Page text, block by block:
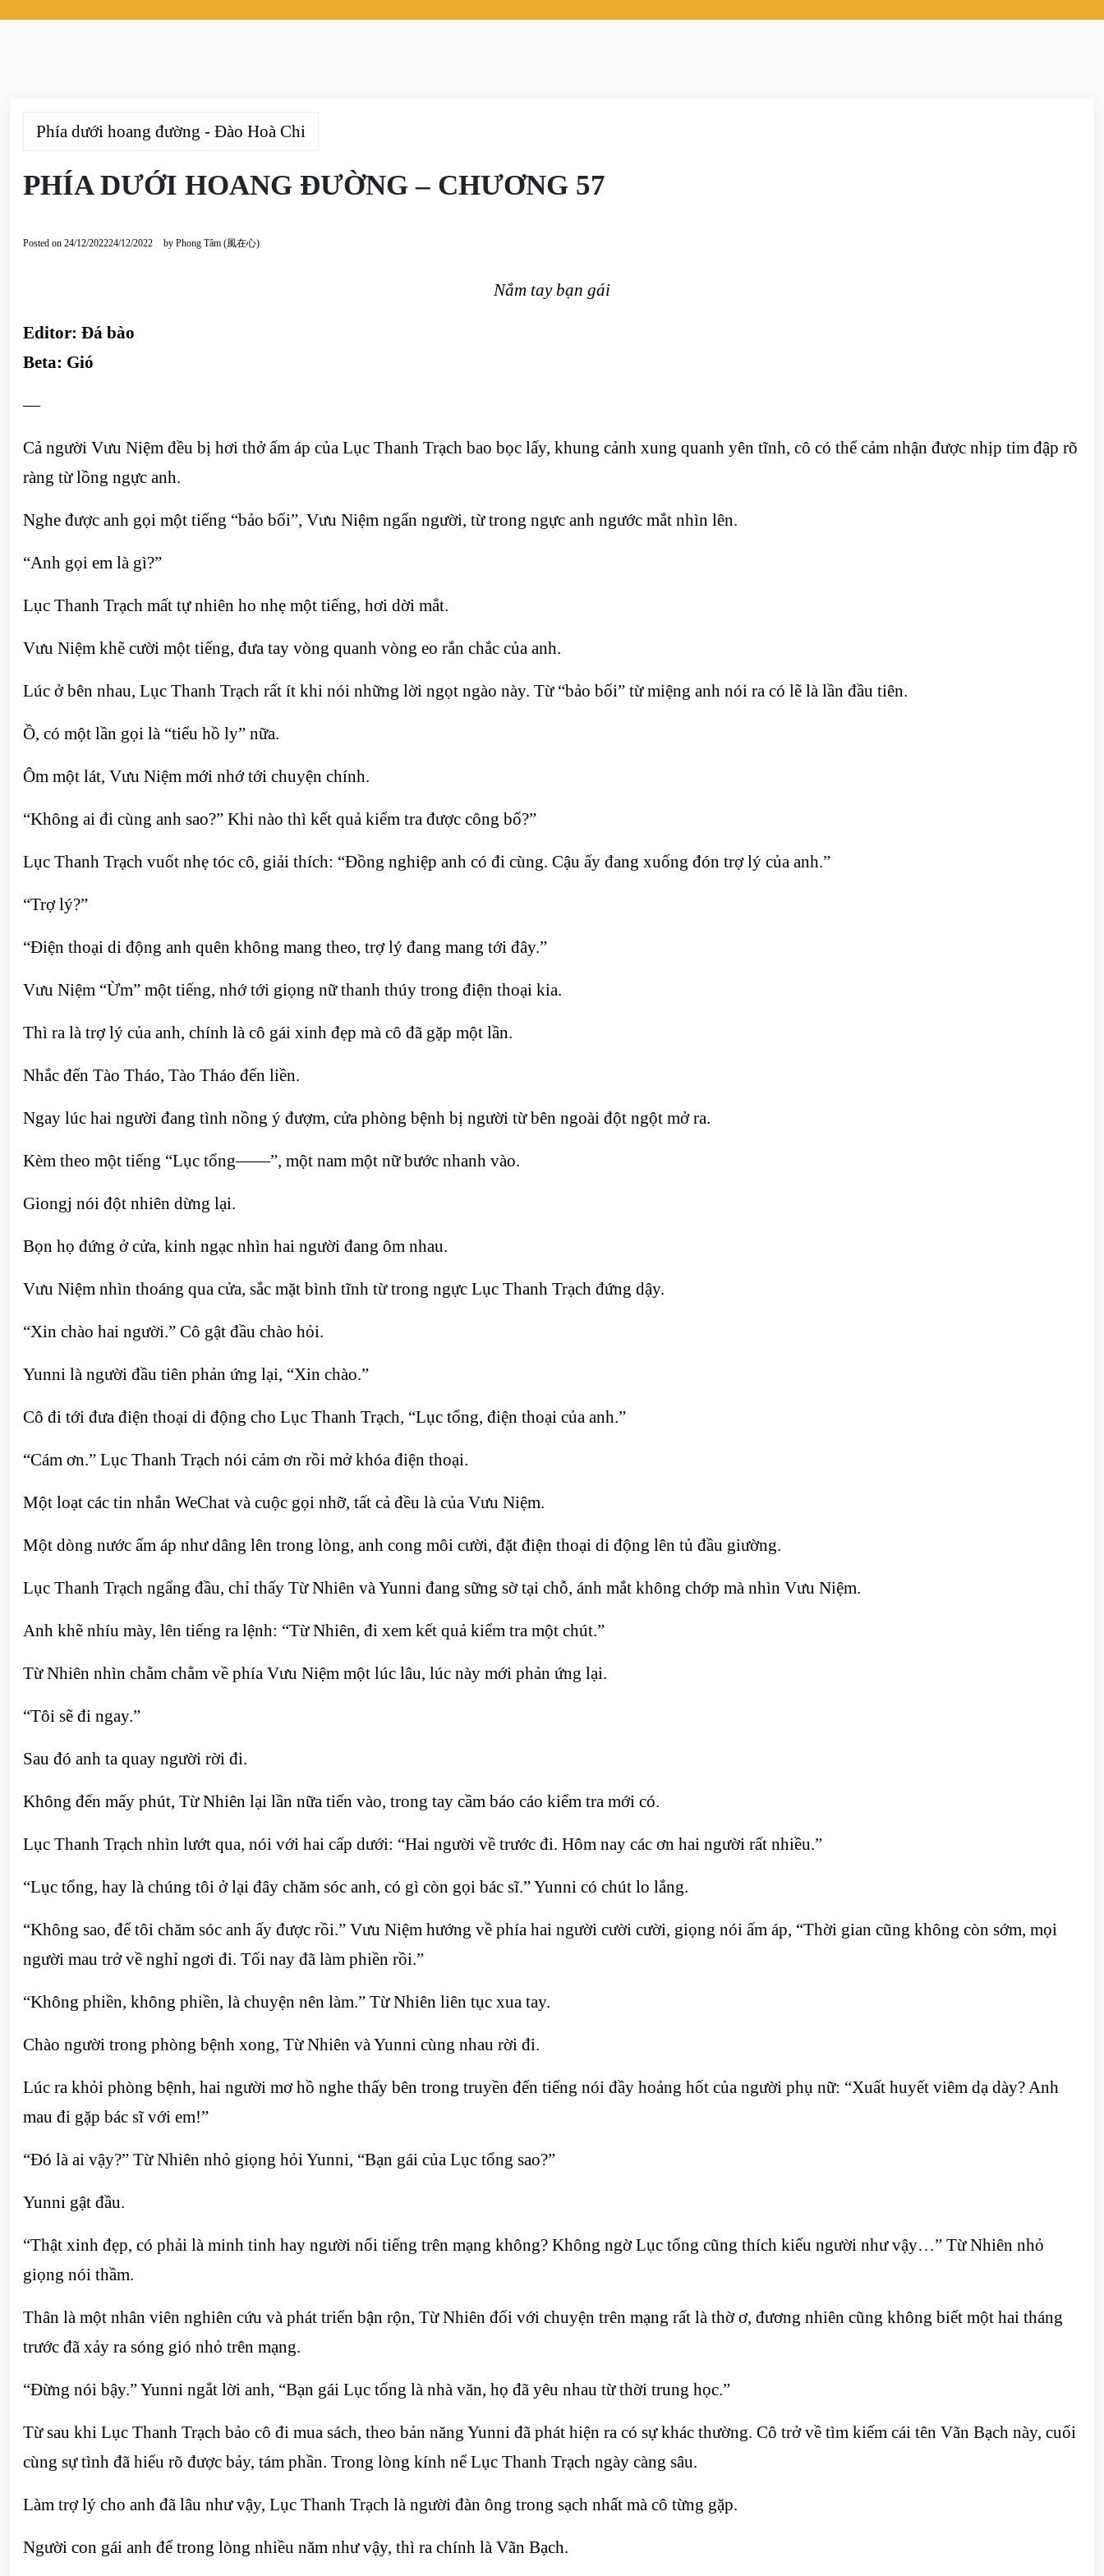
Phía dưới hoang đường - Đào Hoà Chi
PHÍA DƯỚI HOANG ĐƯỜNG – CHƯƠNG 57
Posted on 24/12/202224/12/2022 by Phong Tâm (風在心)
Nắm tay bạn gái
Editor: Đá bào
Beta: Gió
—
Cả người Vưu Niệm đều bị hơi thở ấm áp của Lục Thanh Trạch bao bọc lấy, khung cảnh xung quanh yên tĩnh, cô có thể cảm nhận được nhịp tim đập rõ
ràng từ lồng ngực anh.
Nghe được anh gọi một tiếng “bảo bối”, Vưu Niệm ngẩn người, từ trong ngực anh ngước mắt nhìn lên.
“Anh gọi em là gì?”
Lục Thanh Trạch mất tự nhiên ho nhẹ một tiếng, hơi dời mắt.
Vưu Niệm khẽ cười một tiếng, đưa tay vòng quanh vòng eo rắn chắc của anh.
Lúc ở bên nhau, Lục Thanh Trạch rất ít khi nói những lời ngọt ngào này. Từ “bảo bối” từ miệng anh nói ra có lẽ là lần đầu tiên.
Ồ, có một lần gọi là “tiểu hồ ly” nữa.
Ôm một lát, Vưu Niệm mới nhớ tới chuyện chính.
“Không ai đi cùng anh sao?” Khi nào thì kết quả kiểm tra được công bố?”
Lục Thanh Trạch vuốt nhẹ tóc cô, giải thích: “Đồng nghiệp anh có đi cùng. Cậu ấy đang xuống đón trợ lý của anh.”
“Trợ lý?”
“Điện thoại di động anh quên không mang theo, trợ lý đang mang tới đây.”
Vưu Niệm “Ừm” một tiếng, nhớ tới giọng nữ thanh thúy trong điện thoại kia.
Thì ra là trợ lý của anh, chính là cô gái xinh đẹp mà cô đã gặp một lần.
Nhắc đến Tào Tháo, Tào Tháo đến liền.
Ngay lúc hai người đang tình nồng ý đượm, cửa phòng bệnh bị người từ bên ngoài đột ngột mở ra.
Kèm theo một tiếng “Lục tổng——”, một nam một nữ bước nhanh vào.
Giongj nói đột nhiên dừng lại.
Bọn họ đứng ở cửa, kinh ngạc nhìn hai người đang ôm nhau.
Vưu Niệm nhìn thoáng qua cửa, sắc mặt bình tĩnh từ trong ngực Lục Thanh Trạch đứng dậy.
“Xin chào hai người.” Cô gật đầu chào hỏi.
Yunni là người đầu tiên phản ứng lại, “Xin chào.”
Cô đi tới đưa điện thoại di động cho Lục Thanh Trạch, “Lục tổng, điện thoại của anh.”
“Cám ơn.” Lục Thanh Trạch nói cảm ơn rồi mở khóa điện thoại.
Một loạt các tin nhắn WeChat và cuộc gọi nhỡ, tất cả đều là của Vưu Niệm.
Một dòng nước ấm áp như dâng lên trong lòng, anh cong môi cười, đặt điện thoại di động lên tủ đầu giường.
Lục Thanh Trạch ngẩng đầu, chỉ thấy Từ Nhiên và Yunni đang sững sờ tại chỗ, ánh mắt không chớp mà nhìn Vưu Niệm.
Anh khẽ nhíu mày, lên tiếng ra lệnh: “Từ Nhiên, đi xem kết quả kiểm tra một chút.”
Từ Nhiên nhìn chằm chằm về phía Vưu Niệm một lúc lâu, lúc này mới phản ứng lại.
“Tôi sẽ đi ngay.”
Sau đó anh ta quay người rời đi.
Không đến mấy phút, Từ Nhiên lại lần nữa tiến vào, trong tay cầm báo cáo kiểm tra mới có.
Lục Thanh Trạch nhìn lướt qua, nói với hai cấp dưới: “Hai người về trước đi. Hôm nay các ơn hai người rất nhiều.”
“Lục tổng, hay là chúng tôi ở lại đây chăm sóc anh, có gì còn gọi bác sĩ.” Yunni có chút lo lắng.
“Không sao, để tôi chăm sóc anh ấy được rồi.” Vưu Niệm hướng về phía hai người cười cười, giọng nói ấm áp, “Thời gian cũng không còn sớm, mọi
người mau trở về nghỉ ngơi đi. Tối nay đã làm phiền rồi.”
“Không phiền, không phiền, là chuyện nên làm.” Từ Nhiên liên tục xua tay.
Chào người trong phòng bệnh xong, Từ Nhiên và Yunni cùng nhau rời đi.
Lúc ra khỏi phòng bệnh, hai người mơ hồ nghe thấy bên trong truyền đến tiếng nói đầy hoảng hốt của người phụ nữ: “Xuất huyết viêm dạ dày? Anh
mau đi gặp bác sĩ với em!”
“Đó là ai vậy?” Từ Nhiên nhỏ giọng hỏi Yunni, “Bạn gái của Lục tổng sao?”
Yunni gật đầu.
“Thật xinh đẹp, có phải là minh tinh hay người nổi tiếng trên mạng không? Không ngờ Lục tổng cũng thích kiểu người như vậy…” Từ Nhiên nhỏ
giọng nói thầm.
Thân là một nhân viên nghiên cứu và phát triển bận rộn, Từ Nhiên đối với chuyện trên mạng rất là thờ ơ, đương nhiên cũng không biết một hai tháng
trước đã xảy ra sóng gió nhỏ trên mạng.
“Đừng nói bậy.” Yunni ngắt lời anh, “Bạn gái Lục tổng là nhà văn, họ đã yêu nhau từ thời trung học.”
Từ sau khi Lục Thanh Trạch bảo cô đi mua sách, theo bản năng Yunni đã phát hiện ra có sự khác thường. Cô trở về tìm kiếm cái tên Vãn Bạch này, cuối
cùng sự tình đã hiểu rõ được bảy, tám phần. Trong lòng kính nể Lục Thanh Trạch ngày càng sâu.
Làm trợ lý cho anh đã lâu như vậy, Lục Thanh Trạch là người đàn ông trong sạch nhất mà cô từng gặp.
Người con gái anh để trong lòng nhiều năm như vậy, thì ra chính là Vãn Bạch.